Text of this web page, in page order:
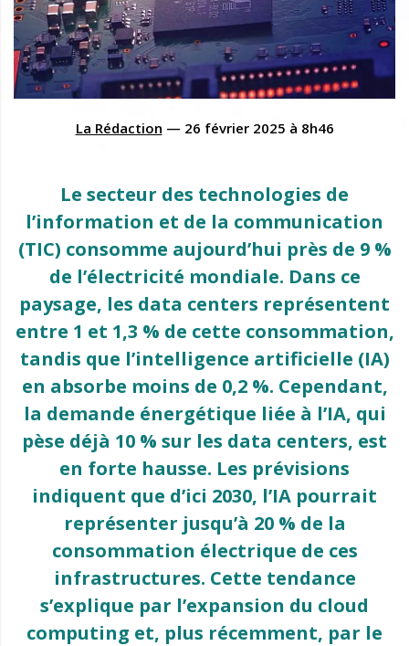
La Rédaction — 26 février 2025 à 8h46
Le secteur des technologies de
l’information et de la communication
(TIC) consomme aujourd’hui près de 9 %
de l’électricité mondiale. Dans ce
paysage, les data centers représentent
entre 1 et 1,3 % de cette consommation,
tandis que l’intelligence artificielle (IA)
en absorbe moins de 0,2 %. Cependant,
la demande énergétique liée à l’IA, qui
pèse déjà 10 % sur les data centers, est
en forte hausse. Les prévisions
indiquent que d’ici 2030, l’IA pourrait
représenter jusqu’à 20 % de la
consommation électrique de ces
infrastructures. Cette tendance
s’explique par l’expansion du cloud
computing et, plus récemment, par le